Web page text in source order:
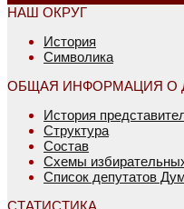
НАШ ОКРУГ
История
Символика
ОБЩАЯ ИНФОРМАЦИЯ О
История
Структура
Состав
Схемы
Список депутатов